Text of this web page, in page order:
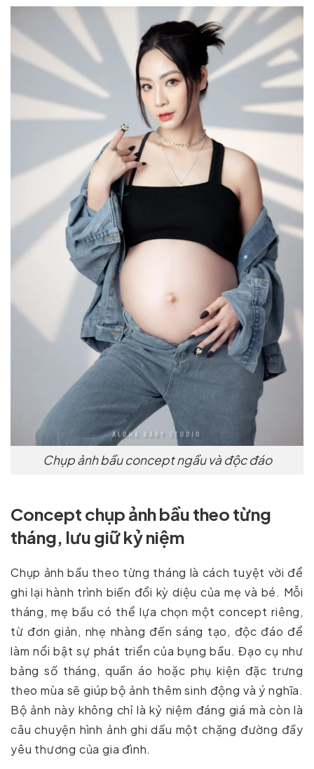
Chụp ảnh bầu concept ngầu và độc đáo
Concept chụp ảnh bầu theo từng
tháng, lưu giữ kỷ niệm
Chụp ảnh bầu theo từng tháng là cách tuyệt vời để
ghi lại hành trình biến đổi kỳ diệu của mẹ và bé. Mỗi
tháng, mẹ bầu có thể lựa chọn một concept riêng,
từ đơn giản, nhẹ nhàng đến sáng tạo, độc đáo để
làm nổi bật sự phát triển của bụng bầu. Đạo cụ như
bảng số tháng, quần áo hoặc phụ kiện đặc trưng
theo mùa sẽ giúp bộ ảnh thêm sinh động và ý nghĩa.
Bộ ảnh này không chỉ là kỷ niệm đáng giá mà còn là
câu chuyện hình ảnh ghi dấu một chặng đường đầy
yêu thương của gia đình.